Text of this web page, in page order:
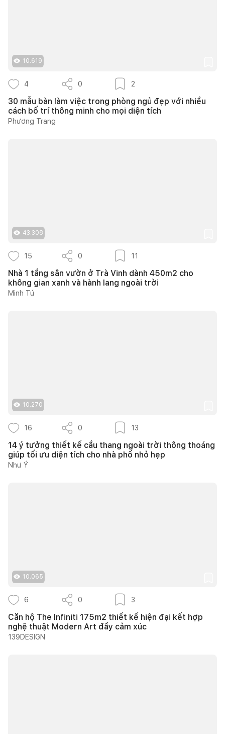
10.619
4 0 2
30 mẫu bàn làm việc trong phòng ngủ đẹp với nhiều
cách bố trí thông minh cho mọi diện tích
Phương Trang
43.308
15 0 11
Nhà 1 tầng sân vườn ở Trà Vinh dành 450m2 cho
không gian xanh và hành lang ngoài trời
Minh Tú
10.270
16 0 13
14 ý tưởng thiết kế cầu thang ngoài trời thông thoáng
giúp tối ưu diện tích cho nhà phố nhỏ hẹp
Như Ý
10.065
6 0 3
Căn hộ The Infiniti 175m2 thiết kế hiện đại kết hợp
nghệ thuật Modern Art đầy cảm xúc
139DESIGN